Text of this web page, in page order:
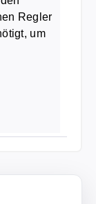
Regler
um